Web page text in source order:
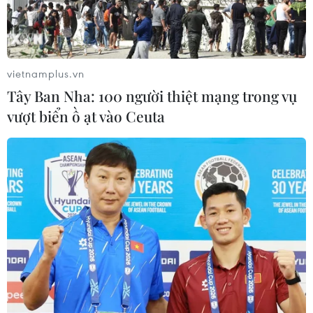
Hội đồng Bảo an gia hạn cơ chế viện trợ
cho Syria từ Thổ Nhĩ Kỳ
10/01/2023 02:15
Nghị quyết mới nêu rõ các chuyến xe tải chở hàng
vietnamplus.vn
Tây Ban Nha: 100 người thiệt mạng trong vụ
vượt biển ồ ạt vào Ceuta